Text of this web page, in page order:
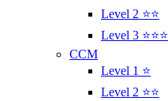
Level 2 ⭐⭐
Level 3 ⭐⭐⭐
CCM
Level 1 ⭐
Level 2 ⭐⭐